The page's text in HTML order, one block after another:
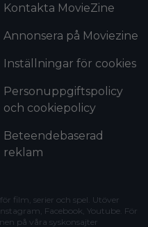
Kontakta MovieZine
Annonsera på Moviezine
Inställningar för cookies
Personuppgiftspolicy
och cookiepolicy
Beteendebaserad
reklam
film, serier och spel. Utöver
Facebook, Youtube. För
på våra syskonsajter